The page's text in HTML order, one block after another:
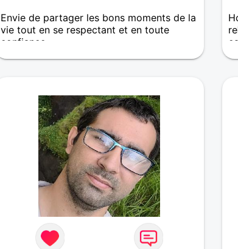
Envie de partager les bons moments de la
vie tout en se respectant et en toute
confiance